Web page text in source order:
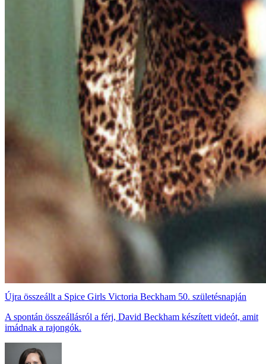
Újra összeállt a Spice Girls Victoria Beckham 50. születésnapján
A spontán összeállásról a férj, David Beckham készített videót, amit
imádnak a rajongók.